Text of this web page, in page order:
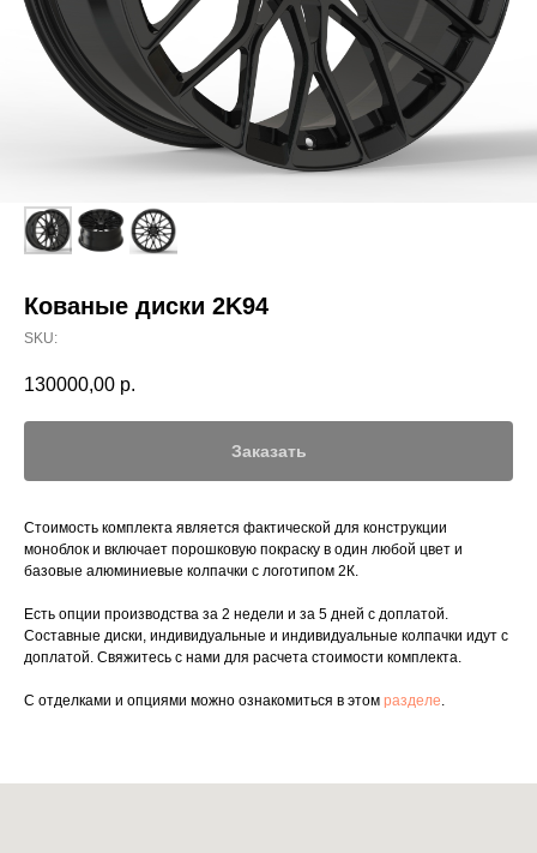
Кованые диски 2K94
SKU:
130000,00 р.
Заказать
Стоимость комплекта является фактической для конструкции
моноблок и включает порошковую покраску в один любой цвет и
базовые алюминиевые колпачки с логотипом 2К.
Есть опции производства за 2 недели и за 5 дней с доплатой.
Составные диски, индивидуальные и индивидуальные колпачки идут с
доплатой. Свяжитесь с нами для расчета стоимости комплекта.
С отделками и опциями можно ознакомиться в этом разделе.